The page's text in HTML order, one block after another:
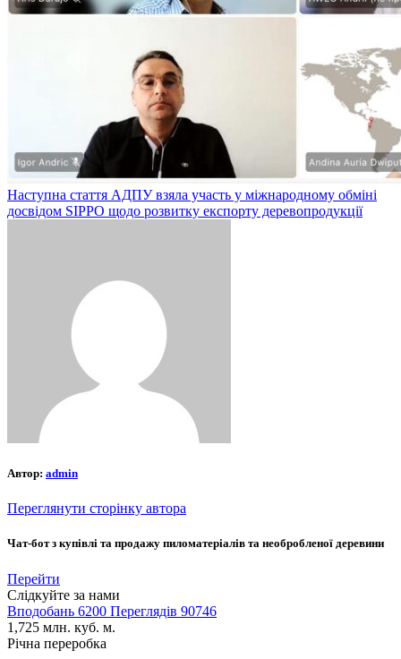
Наступна стаття АДПУ взяла участь у міжнародному обміні
досвідом SIPPO щодо розвитку експорту деревопродукції
Автор: admin
Переглянути сторінку автора
Чат-бот з купівлі та продажу пиломатеріалів та необробленої деревини
Перейти
Слідкуйте за нами
Вподобань 6200 Переглядів 90746
1,725 млн. куб. м.
Річна переробка